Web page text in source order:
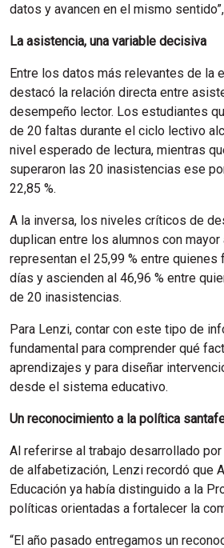
datos y avancen en el mismo
La asistencia, una variable decisiva
Entre los datos más relevantes de la
destacó la relación directa entre
desempeño lector. Los estudiantes
de 20 faltas durante el ciclo lectivo
nivel esperado de lectura, mientras
superaron las 20 inasistencias ese
22,85 %.
A la inversa, los niveles críticos de
duplican entre los alumnos con mayor
representan el 25,99 % entre quienes
días y ascienden al 46,96 % entre
de 20 inasistencias.
Para Lenzi, contar con este tipo de
fundamental para comprender qué
aprendizajes y para diseñar
desde el sistema educativo.
Un reconocimiento a la política
Al referirse al trabajo desarrollado por
de alfabetización, Lenzi recordó que
Educación ya había distinguido a la
políticas orientadas a fortalecer la
“El año pasado entregamos un